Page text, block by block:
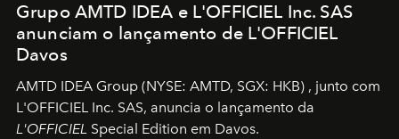
Grupo AMTD IDEA e L'OFFICIEL Inc. SAS
anunciam o lançamento de L'OFFICIEL
Davos
AMTD IDEA Group (NYSE: AMTD, SGX: HKB) , junto com
L'OFFICIEL Inc. SAS, anuncia o lançamento da
L'OFFICIEL Special Edition em Davos.